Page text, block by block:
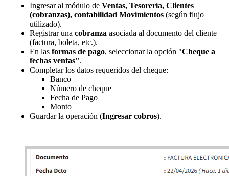
Ingresar al módulo de Ventas, Tesorería, Clientes
(cobranzas), contabilidad Movimientos (según flujo
utilizado).
Registrar una cobranza asociada al documento del cliente
(factura, boleta, etc.).
En las formas de pago, seleccionar la opción "Cheque a
fechas ventas".
Completar los datos requeridos del cheque:
Banco
Número de cheque
Fecha de Pago
Monto
Guardar la operación (Ingresar cobros).